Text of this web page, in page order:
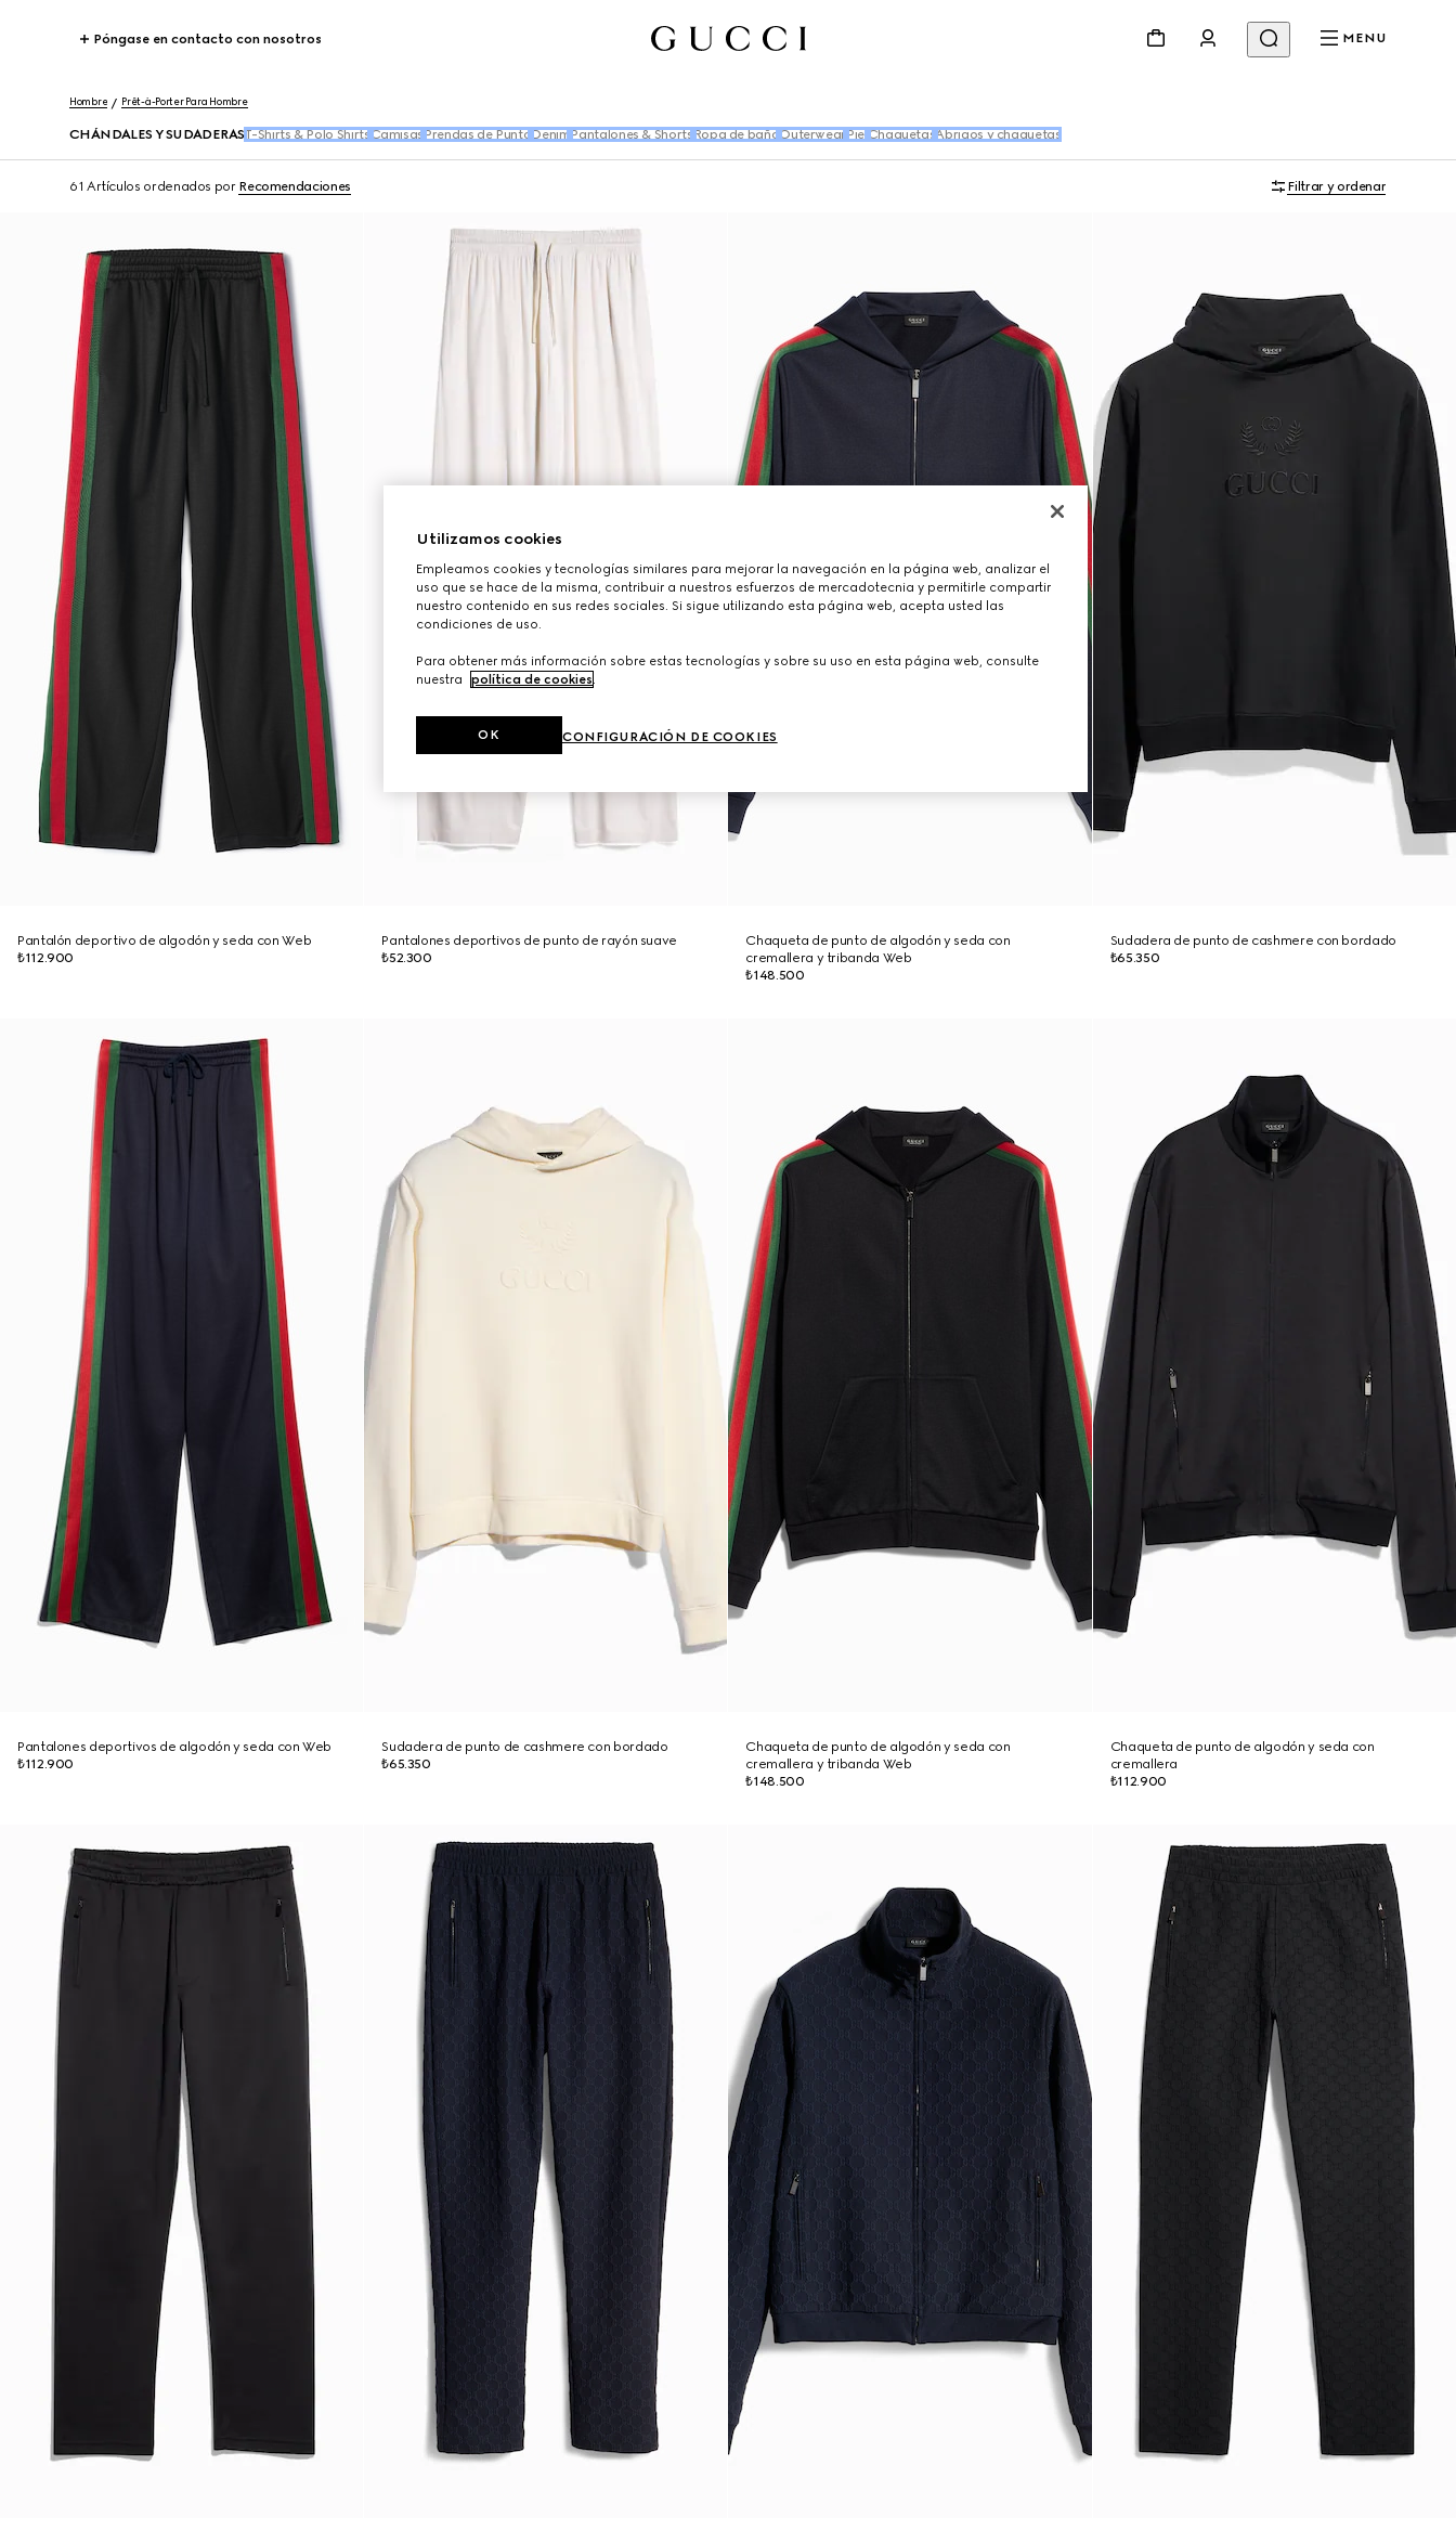
Póngase en contacto con nosotros MENU
Hombre Prêt-à-Porter Para Hombre
CHÁNDALES Y SUDADERAS T-Shirts & Polo Shirts Camisas Prendas de Punto Denim Pantalones & Shorts Ropa de baño Outerwear Piel Chaquetas Abrigos y chaquetas
61 Artículos ordenados por Recomendaciones Filtrar y ordenar
Pantalón deportivo de algodón y seda con Web
₺112.900
Pantalones deportivos de punto de rayón suave
₺52.300
Chaqueta de punto de algodón y seda con
cremallera y tribanda Web
₺148.500
Sudadera de punto de cashmere con bordado
₺65.350
Pantalones deportivos de algodón y seda con Web
₺112.900
Sudadera de punto de cashmere con bordado
₺65.350
Chaqueta de punto de algodón y seda con
cremallera y tribanda Web
₺148.500
Chaqueta de punto de algodón y seda con
cremallera
₺112.900
Utilizamos cookies
Empleamos cookies y tecnologías similares para mejorar la navegación en la página web, analizar el
uso que se hace de la misma, contribuir a nuestros esfuerzos de mercadotecnia y permitirle compartir
nuestro contenido en sus redes sociales. Si sigue utilizando esta página web, acepta usted las
condiciones de uso.
Para obtener más información sobre estas tecnologías y sobre su uso en esta página web, consulte
nuestra
política de cookies.
CONFIGURACIÓN DE COOKIES
OK